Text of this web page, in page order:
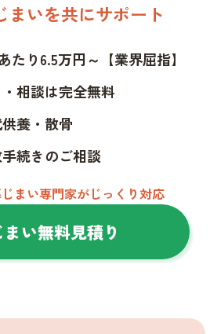
まいを共にサポート
たり6.5万円～【業界屈指】
相談は完全無料
養・散骨
続きのご相談
まい専門家がじっくり対応
い無料見積り